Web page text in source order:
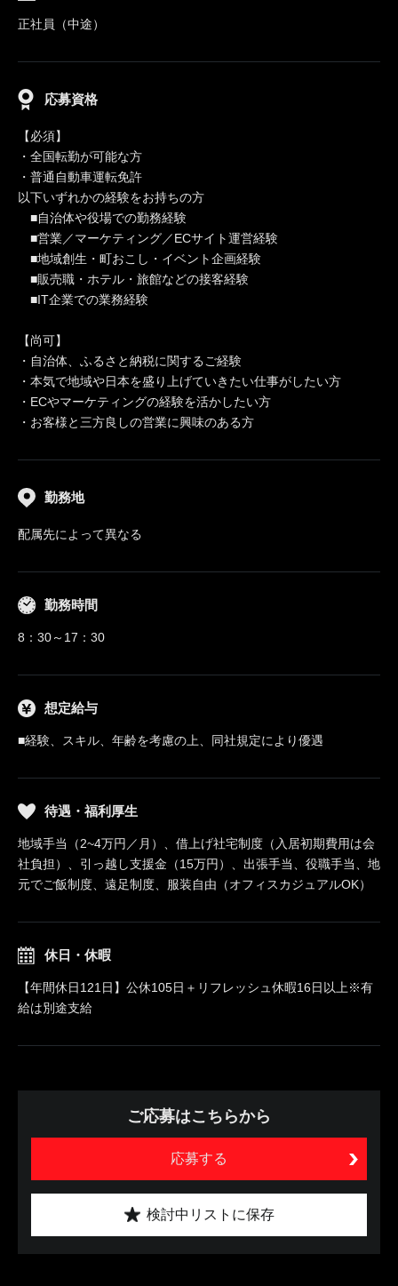
正社員（中途）
応募資格
【必須】
・全国転勤が可能な方
・普通自動車運転免許
以下いずれかの経験をお持ちの方
■自治体や役場での勤務経験
■営業／マーケティング／ECサイト運営経験
■地域創生・町おこし・イベント企画経験
■販売職・ホテル・旅館などの接客経験
■IT企業での業務経験
【尚可】
・自治体、ふるさと納税に関するご経験
・本気で地域や日本を盛り上げていきたい仕事がしたい方
・ECやマーケティングの経験を活かしたい方
・お客様と三方良しの営業に興味のある方
勤務地
配属先によって異なる
勤務時間
8：30～17：30
想定給与
■経験、スキル、年齢を考慮の上、同社規定により優遇
待遇・福利厚生
地域手当（2~4万円／月）、借上げ社宅制度（入居初期費用は会
社負担）、引っ越し支援金（15万円）、出張手当、役職手当、地
元でご飯制度、遠足制度、服装自由（オフィスカジュアルOK）
休日・休暇
【年間休日121日】公休105日＋リフレッシュ休暇16日以上※有
給は別途支給
ご応募はこちらから
応募する
検討中リストに保存